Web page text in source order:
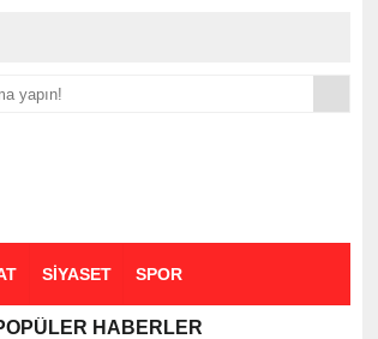
zammı
SİYASET SPOR
HABERLER